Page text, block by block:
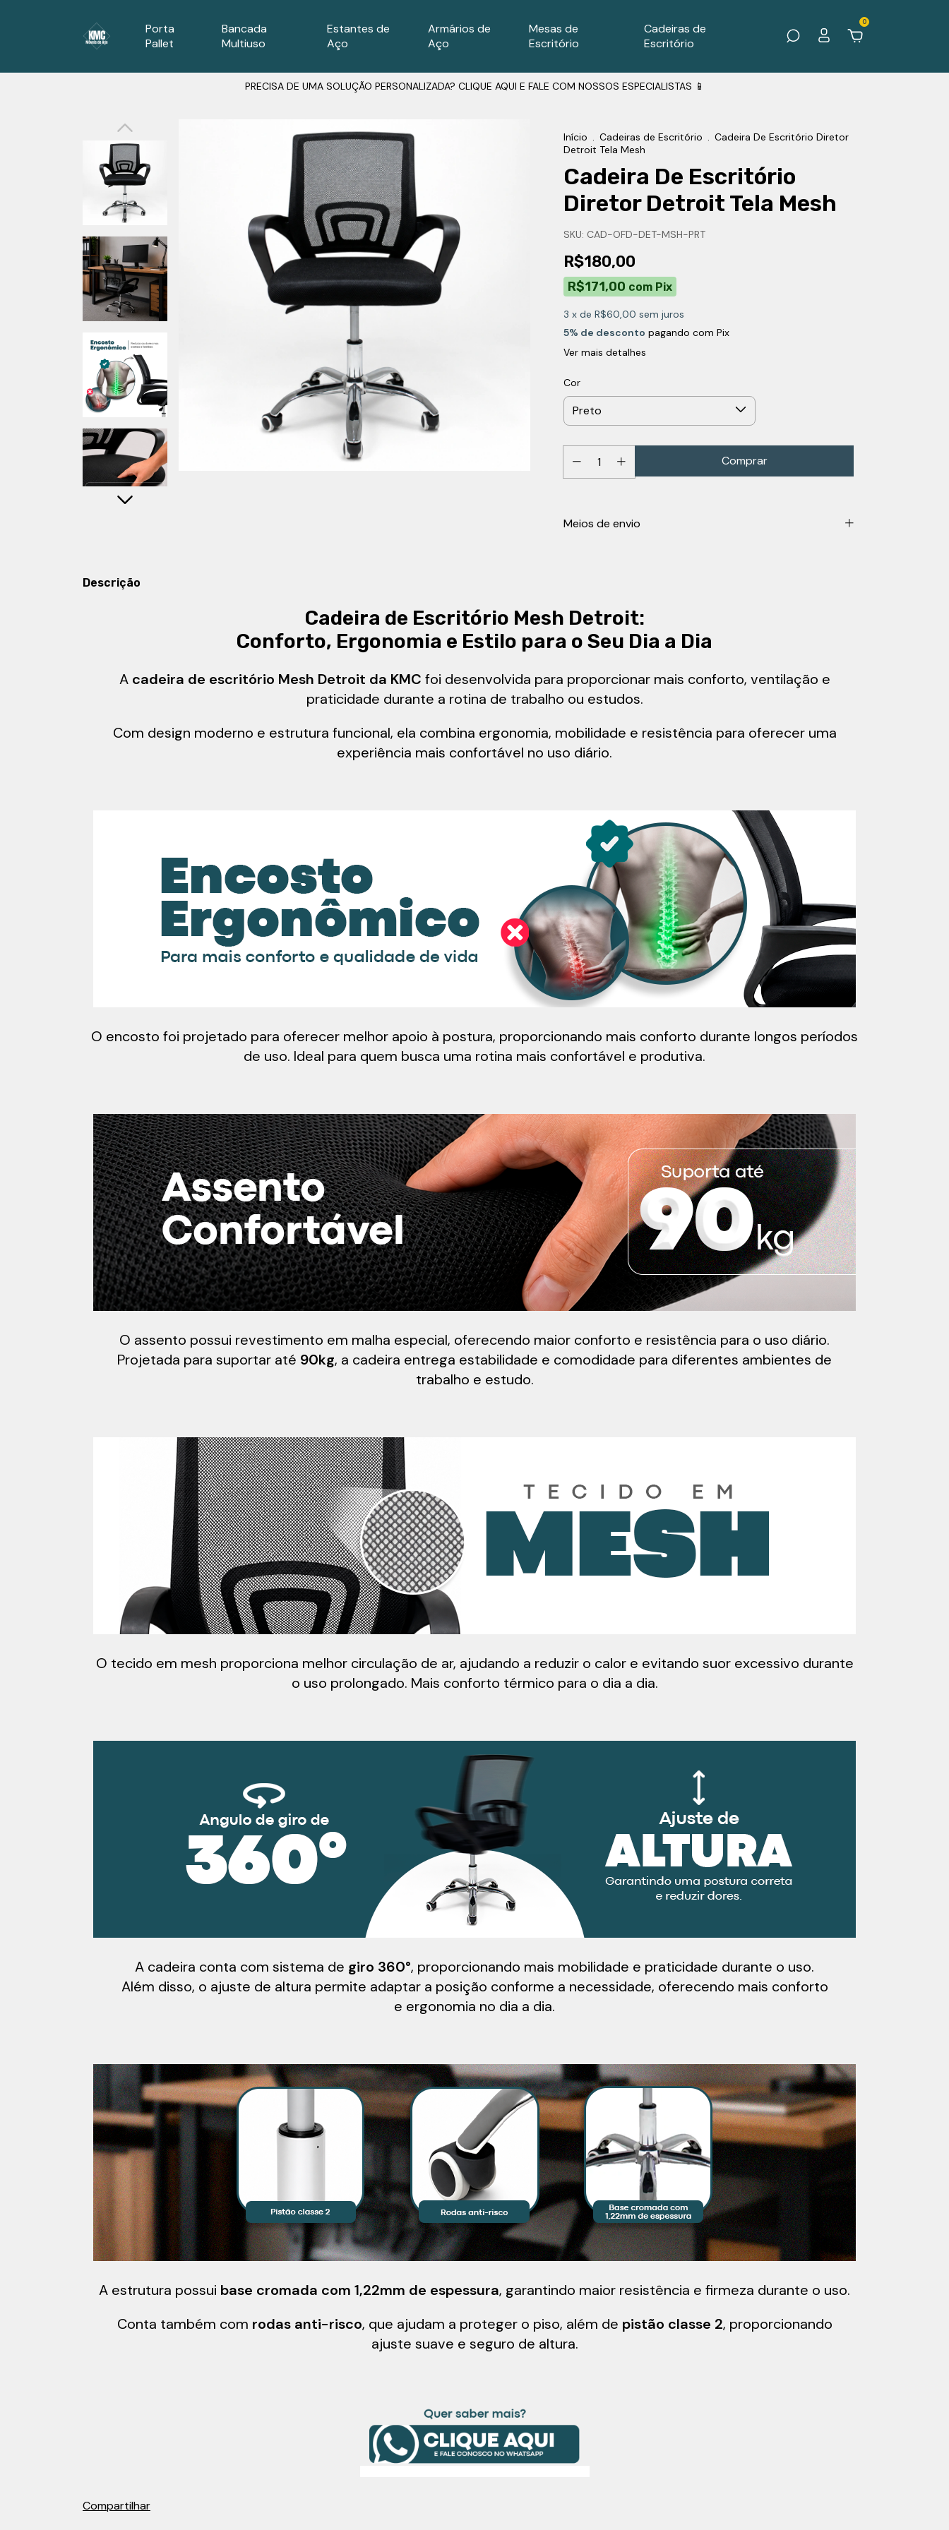
Porta
Pallet
Bancada
Multiuso
Estantes de
Aço
Armários de
Aço
Mesas de
Escritório
Cadeiras de
Escritório
0
PRECISA DE UMA SOLUÇÃO PERSONALIZADA? CLIQUE AQUI E FALE COM NOSSOS ESPECIALISTAS 📱
Início . Cadeiras de Escritório . Cadeira De Escritório Diretor
Detroit Tela Mesh
Cadeira De Escritório
Diretor Detroit Tela Mesh
SKU: CAD-OFD-DET-MSH-PRT
R$180,00
R$171,00 com Pix
3 x de R$60,00 sem juros
5% de desconto pagando com Pix
Ver mais detalhes
Cor
Meios de envio
Descrição
Cadeira de Escritório Mesh Detroit:
Conforto, Ergonomia e Estilo para o Seu Dia a Dia
A cadeira de escritório Mesh Detroit da KMC foi desenvolvida para proporcionar mais conforto, ventilação e
praticidade durante a rotina de trabalho ou estudos.
Com design moderno e estrutura funcional, ela combina ergonomia, mobilidade e resistência para oferecer uma
experiência mais confortável no uso diário.
O encosto foi projetado para oferecer melhor apoio à postura, proporcionando mais conforto durante longos períodos
de uso. Ideal para quem busca uma rotina mais confortável e produtiva.
O assento possui revestimento em malha especial, oferecendo maior conforto e resistência para o uso diário.
Projetada para suportar até 90kg, a cadeira entrega estabilidade e comodidade para diferentes ambientes de
trabalho e estudo.
O tecido em mesh proporciona melhor circulação de ar, ajudando a reduzir o calor e evitando suor excessivo durante
o uso prolongado. Mais conforto térmico para o dia a dia.
A cadeira conta com sistema de giro 360°, proporcionando mais mobilidade e praticidade durante o uso.
Além disso, o ajuste de altura permite adaptar a posição conforme a necessidade, oferecendo mais conforto
e ergonomia no dia a dia.
A estrutura possui base cromada com 1,22mm de espessura, garantindo maior resistência e firmeza durante o uso.
Conta também com rodas anti-risco, que ajudam a proteger o piso, além de pistão classe 2, proporcionando
ajuste suave e seguro de altura.
Compartilhar